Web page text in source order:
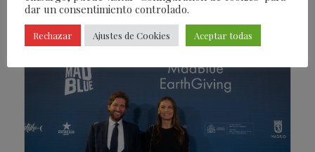
dar un consentimiento controlado.
Rechazar Ajustes de Cookies Aceptar todas